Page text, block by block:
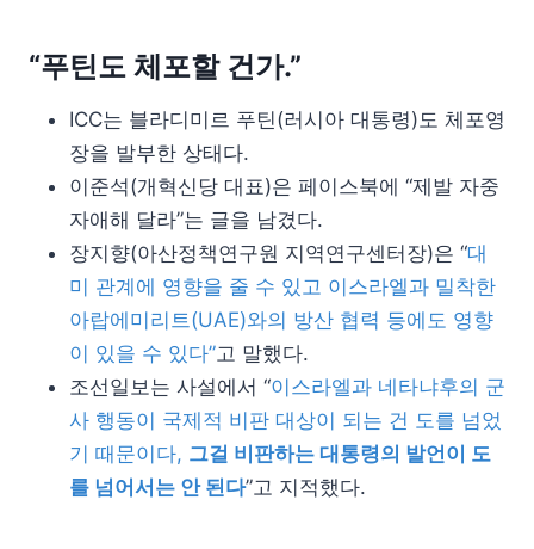
“푸틴도 체포할 건가.”
ICC는 블라디미르 푸틴(러시아 대통령)도 체포영
장을 발부한 상태다.
이준석(개혁신당 대표)은 페이스북에 “제발 자중
자애해 달라”는 글을 남겼다.
장지향(아산정책연구원 지역연구센터장)은 “대
미 관계에 영향을 줄 수 있고 이스라엘과 밀착한
아랍에미리트(UAE)와의 방산 협력 등에도 영향
이 있을 수 있다”고 말했다.
조선일보는 사설에서 “이스라엘과 네타냐후의 군
사 행동이 국제적 비판 대상이 되는 건 도를 넘었
기 때문이다, 그걸 비판하는 대통령의 발언이 도
를 넘어서는 안 된다”고 지적했다.